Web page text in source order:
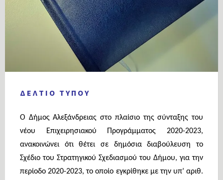
Δ Ε Λ Τ Ι Ο Τ Υ Π Ο Υ
Ο Δήμος Αλεξάνδρειας στο πλαίσιο της σύνταξης του
νέου Επιχειρησιακού Προγράμματος 2020-2023,
ανακοινώνει ότι θέτει σε δημόσια διαβούλευση το
Σχέδιο του Στρατηγικού Σχεδιασμού του Δήμου, για την
περίοδο 2020-2023, το οποίο εγκρίθηκε με τηνυπ’ αριθ.